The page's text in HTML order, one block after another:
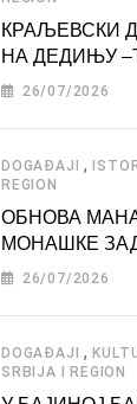
КРАЉЕВСКИ
НА ДЕДИЊУ
АТРАКЦИЈА
26/07/2026
DOGAĐAJI ,
REGION
ОБНОВА
МОНАШКЕ
СРБИЈЕ
26/07/2026
DOGAĐAJI ,
SRBIJA I REGION